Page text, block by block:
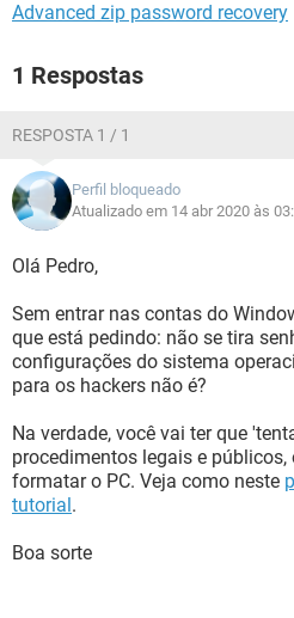
Advanced zip password recovery
1 Respostas
RESPOSTA 1 / 1
Perfil bloqueado
Atualizado em 14 abr 2020 às
Olá Pedro,
Sem entrar nas contas do
que está pedindo: não se tira
configurações do sistema
para os hackers não é?
Na verdade, você vai ter que
procedimentos legais e
formatar o PC. Veja como neste
tutorial.
Boa sorte